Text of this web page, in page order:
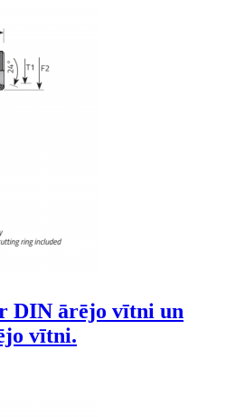
DIN ārējo vītni un
vītni.